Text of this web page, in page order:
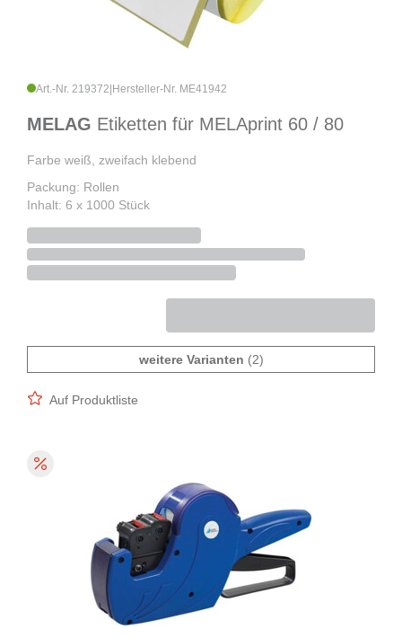
Art.-Nr. 219372 Hersteller-Nr. ME41942
MELAG Etiketten für MELAprint 60 / 80
Farbe weiß, zweifach klebend
Packung: Rollen
Inhalt: 6 x 1000 Stück
weitere Varianten (2)
Auf Produktliste